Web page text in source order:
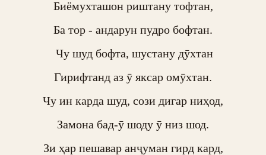
Биёмухташон риштану тофтан,
Ба тор - андарун пудро бофтан.
Гирифтанд аз ӯ яксар омӯхтан.
Чу ин карда шуд, сози дигар ниҳод,
Замона бад-ӯ шоду ӯ низ шод.
Зи ҳар пешавар анҷуман гирд кард,